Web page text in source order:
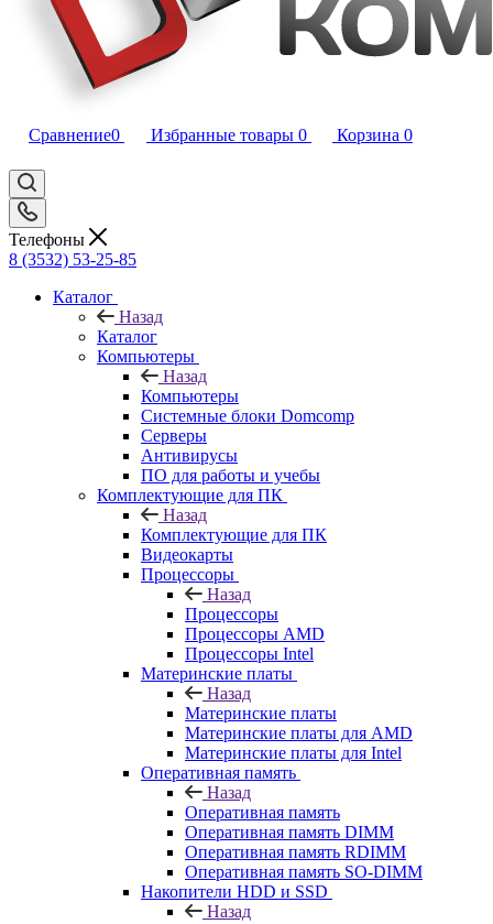
Сравнение0 Избранные товары 0 Корзина 0
Телефоны
8 (3532) 53-25-85
Каталог
Назад
Каталог
Компьютеры
Назад
Компьютеры
Системные блоки Domcomp
Серверы
Антивирусы
ПО для работы и учебы
Комплектующие для ПК
Назад
Комплектующие для ПК
Видеокарты
Процессоры
Назад
Процессоры
Процессоры AMD
Процессоры Intel
Материнские платы
Назад
Материнские платы
Материнские платы для AMD
Материнские платы для Intel
Оперативная память
Назад
Оперативная память
Оперативная память DIMM
Оперативная память RDIMM
Оперативная память SO-DIMM
Накопители HDD и SSD
Назад